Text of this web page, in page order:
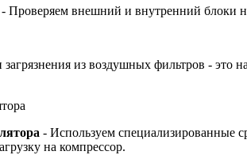
- Проверяем внешний и внутренний блоки
из воздушных фильтров - это
- Используем специализированные
на компрессор.